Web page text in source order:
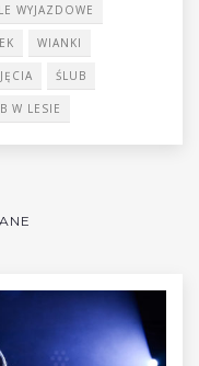
WYJAZDOWE
WIANKI
ŚLUB
W LESIE